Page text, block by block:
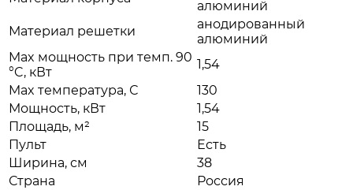
алюминий
Материал решетки
анодированный
алюминий
Max мощность при темп. 90
°C, кВт
1,54
Max температура, С
130
Мощность, кВт
1,54
Площадь, м²
15
Пульт
Есть
Ширина, см
38
Страна
Россия